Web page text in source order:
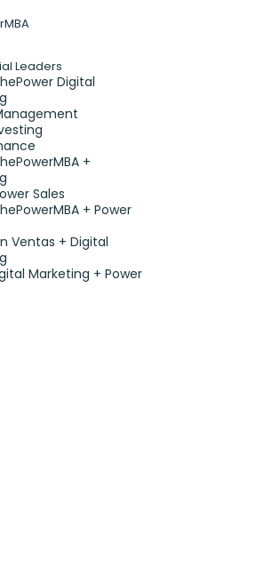
Leaders
Digital
+
Sales
+ Power
Ventas + Digital
Marketing + Power